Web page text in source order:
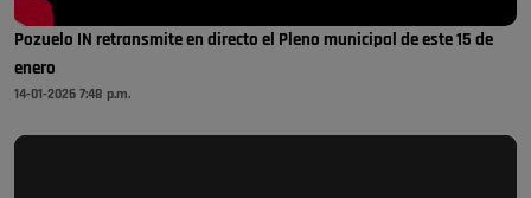
Pozuelo IN retransmite en directo el Pleno municipal de este 15 de
enero
14-01-2026 7:48 p.m.